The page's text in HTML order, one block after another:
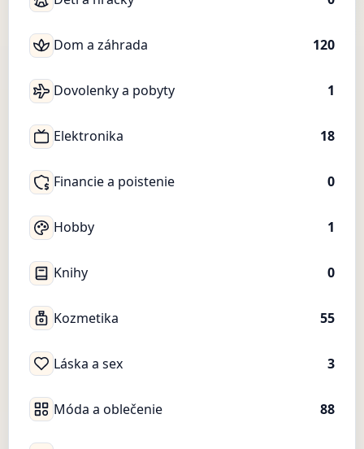
Dom a záhrada 120
Dovolenky a pobyty 1
Elektronika 18
Financie a poistenie 0
Hobby 1
Knihy 0
Kozmetika 55
Láska a sex 3
Móda a oblečenie 88